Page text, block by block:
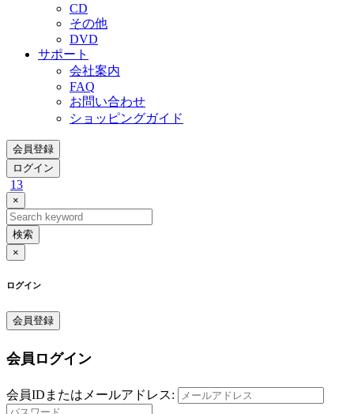
CD
その他
DVD
サポート
会社案内
FAQ
お問い合わせ
ショッピングガイド
会員登録
ログイン
13
×
検索
×
ログイン
会員登録
会員ログイン
会員IDまたはメールアドレス: